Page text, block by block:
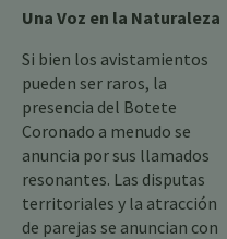
Una Voz en la Naturaleza
Si bien los avistamientos
pueden ser raros, la
presencia del Botete
Coronado a menudo se
anuncia por sus llamados
resonantes. Las disputas
territoriales y la atracción
de parejas se anuncian con